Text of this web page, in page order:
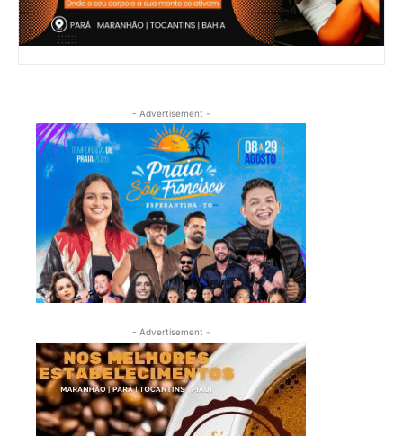
- Advertisement -
- Advertisement -